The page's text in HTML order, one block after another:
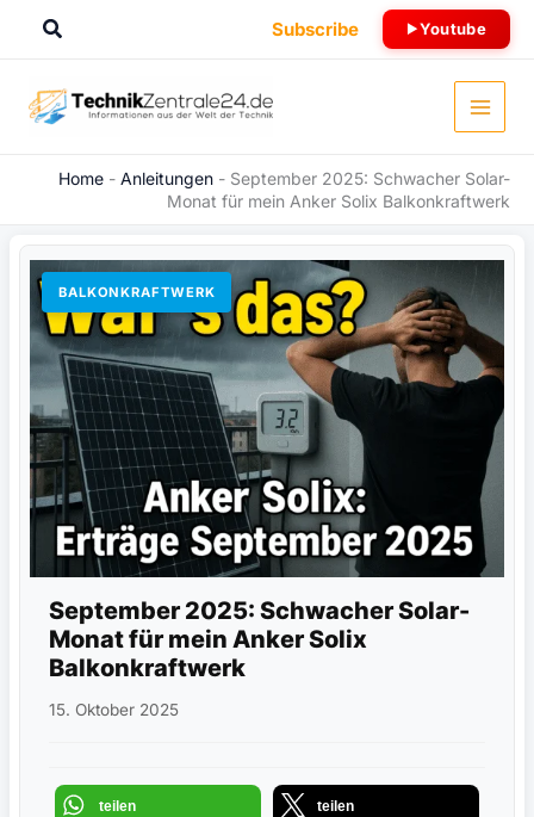
Suchen Subscribe Youtube
Home - Anleitungen - September 2025: Schwacher Solar-
Monat für mein Anker Solix Balkonkraftwerk
BALKONKRAFTWERK
September 2025: Schwacher Solar-
Monat für mein Anker Solix
Balkonkraftwerk
15. Oktober 2025
teilen teilen